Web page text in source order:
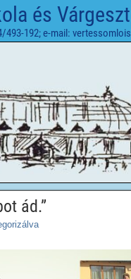
és
192; e-mail:
ád.”